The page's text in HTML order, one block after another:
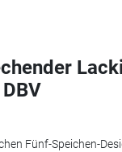
Fünf-Speichen-